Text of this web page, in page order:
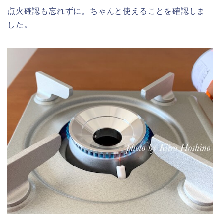
点火確認も忘れずに。ちゃんと使えることを確認しま
した。